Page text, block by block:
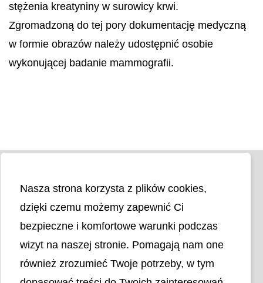
stężenia kreatyniny w surowicy krwi.
Zgromadzoną do tej pory dokumentację medyczną
w formie obrazów należy udostępnić osobie
wykonującej badanie mammografii.
Liczba odwiedzin
Nasza strona korzysta z plików cookies,
dzięki czemu możemy zapewnić Ci
bezpieczne i komfortowe warunki podczas
wizyt na naszej stronie. Pomagają nam one
również zrozumieć Twoje potrzeby, w tym